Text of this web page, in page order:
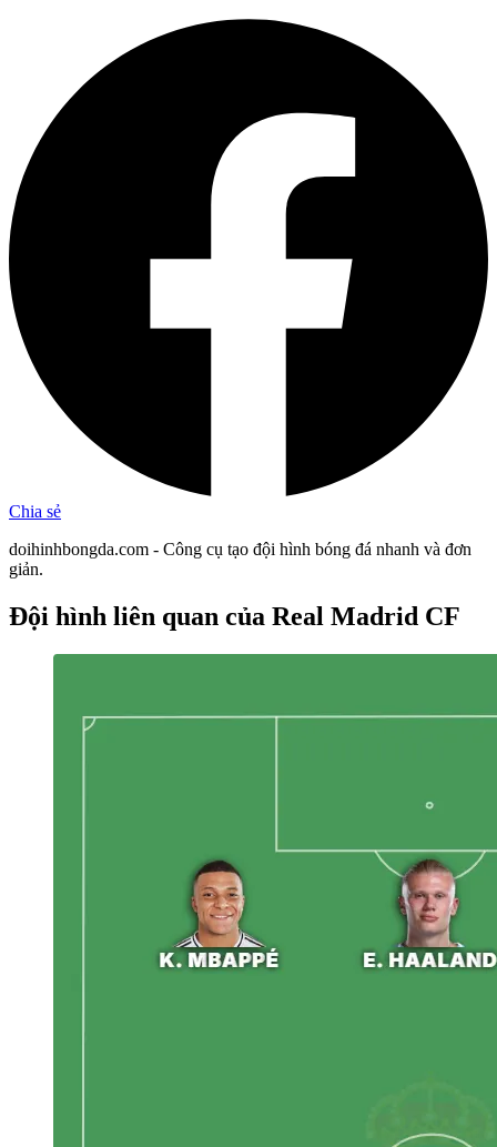
Chia sẻ
doihinhbongda.com - Công cụ tạo đội hình bóng đá nhanh và đơn
giản.
Đội hình liên quan của Real Madrid CF